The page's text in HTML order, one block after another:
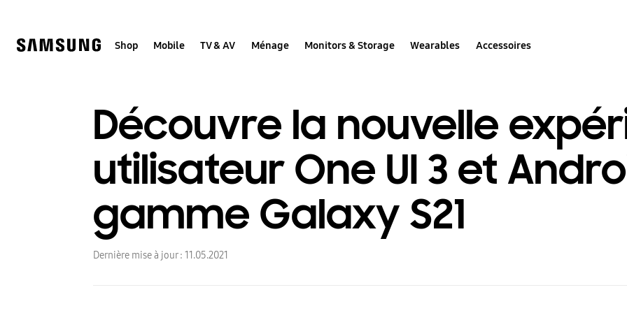
Shop Mobile TV & AV Ménage Monitors & Storage Wearables Accessoires
Découvre la nouvelle
utilisateur One UI 3 et
gamme Galaxy S21
Dernière mise à jour : 11.05.2021